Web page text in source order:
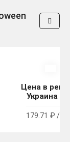
Цена в
Украина
179.71 ₽ /